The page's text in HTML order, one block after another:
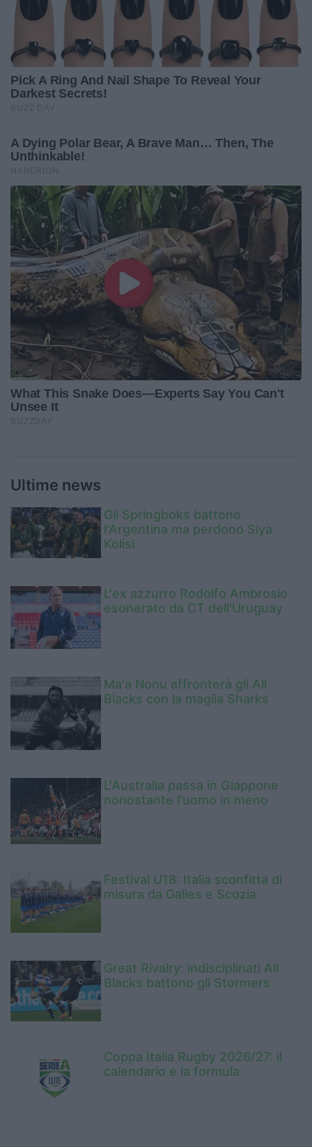
Ultime news
Gli Springboks battono
l'Argentina ma perdono Siya
Kolisi
L'ex azzurro Rodolfo Ambrosio
esonerato da CT dell'Uruguay
Ma'a Nonu affronterà gli All
Blacks con la maglia Sharks
L'Australia passa in Giappone
nonostante l'uomo in meno
Festival U18: Italia sconfitta di
misura da Galles e Scozia
Great Rivalry: indisciplinati All
Blacks battono gli Stormers
Coppa Italia Rugby 2026/27: il
calendario e la formula